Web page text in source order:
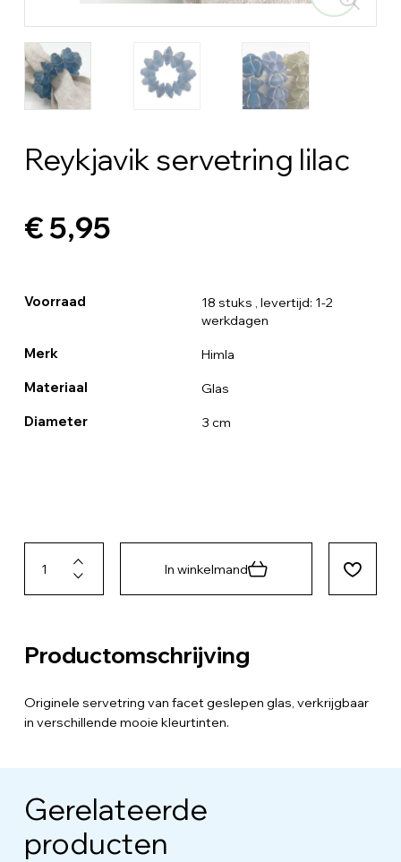
Reykjavik servetring lilac
€ 5,95
Voorraad 18 stuks , levertijd: 1-2
werkdagen
Merk Himla
Materiaal Glas
Diameter 3 cm
In winkelmand
Productomschrijving
Originele servetring van facet geslepen glas, verkrijgbaar
in verschillende mooie kleurtinten.
Gerelateerde
producten